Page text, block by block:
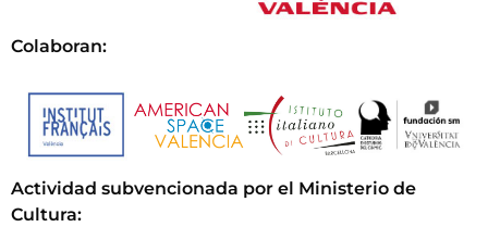
Colaboran:
Actividad subvencionada por el Ministerio de
Cultura: